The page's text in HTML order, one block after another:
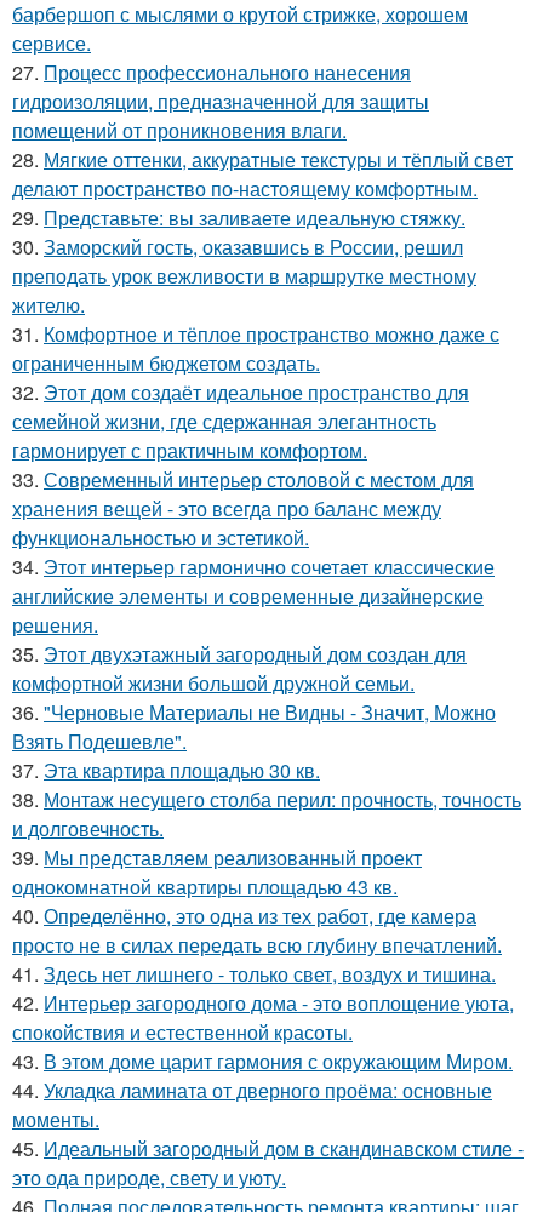
барбершоп с мыслями о крутой стрижке, хорошем
сервисе.
27. Процесс профессионального нанесения
гидроизоляции, предназначенной для защиты
помещений от проникновения влаги.
28. Мягкие оттенки, аккуратные текстуры и тёплый свет
делают пространство по-настоящему комфортным.
29. Представьте: вы заливаете идеальную стяжку.
30. Заморский гость, оказавшись в России, решил
преподать урок вежливости в маршрутке местному
жителю.
31. Комфортное и тёплое пространство можно даже с
ограниченным бюджетом создать.
32. Этот дом создаёт идеальное пространство для
семейной жизни, где сдержанная элегантность
гармонирует с практичным комфортом.
33. Современный интерьер столовой с местом для
хранения вещей - это всегда про баланс между
функциональностью и эстетикой.
34. Этот интерьер гармонично сочетает классические
английские элементы и современные дизайнерские
решения.
35. Этот двухэтажный загородный дом создан для
комфортной жизни большой дружной семьи.
36. "Черновые Материалы не Видны - Значит, Можно
Взять Подешевле".
37. Эта квартира площадью 30 кв.
38. Монтаж несущего столба перил: прочность, точность
и долговечность.
39. Мы представляем реализованный проект
однокомнатной квартиры площадью 43 кв.
40. Определённо, это одна из тех работ, где камера
просто не в силах передать всю глубину впечатлений.
41. Здесь нет лишнего - только свет, воздух и тишина.
42. Интерьер загородного дома - это воплощение уюта,
спокойствия и естественной красоты.
43. В этом доме царит гармония с окружающим Миром.
44. Укладка ламината от дверного проёма: основные
моменты.
45. Идеальный загородный дом в скандинавском стиле -
это ода природе, свету и уюту.